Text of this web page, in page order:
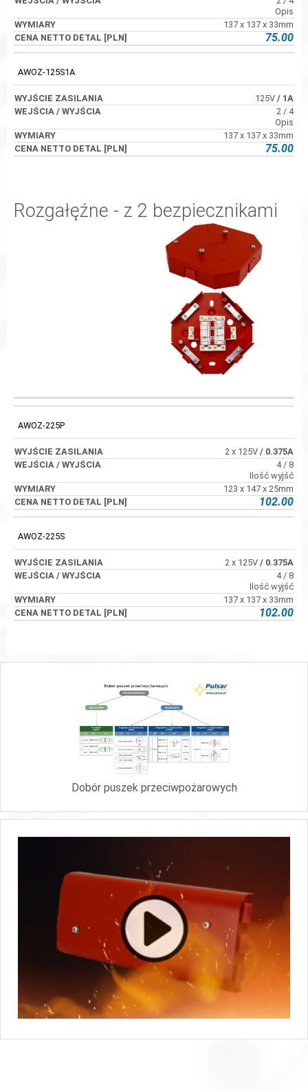
Opis
137 x 137 x 33mm
75.00
AWOZ-125S1A
125V / 1A
2 / 4
Opis
137 x 137 x 33mm
75.00
Rozgałęźne - z 2 bezpiecznikami
WYJŚCIE
ZASILANIA
WEJŚCIA /
WYJŚCIA
AWOZ-225P
2 x 125V / 0.375A
4 / 8
Ilość wyjść
123 x 147 x 25mm
102.00
AWOZ-225S
2 x 125V / 0.375A
4 / 8
Ilość wyjść
137 x 137 x 33mm
102.00
Dobór puszek przeciwpożarowych